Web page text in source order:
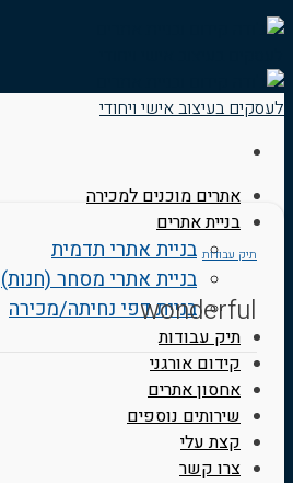
אתרים מוכנים למכירה
בניית אתרים
בניית אתרי תדמית
בניית אתרי מסחר (חנות)
בניית דפי נחיתה/מכירה
תיק עבודות
קידום אורגני
אחסון אתרים
שירותים נוספים
קצת עלי
צרו קשר
תיק עבודות
wonderful